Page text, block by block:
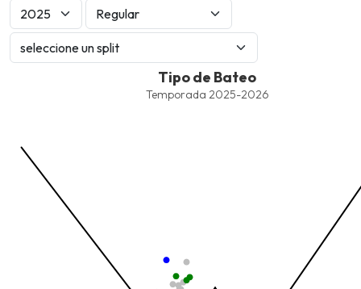
Combination chart with 8 data series.
The chart has 1 X axis displaying values. Data ranges from -
The chart has 1 Y axis displaying values. Data ranges from -
Tipo de Bateo
Temporada 2025-2026